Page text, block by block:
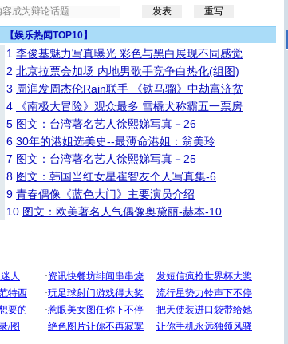
【娱乐热闻TOP10】
1 李俊基魅力写真曝光 彩色与黑白展现不同感觉
2 北京拉票会加场 内地男歌手竞争白热化(组图)
3 周润发周杰伦Rain联手 《铁马骝》中劫富济贫
4
《南极大冒险》观众最多 雪橇犬称霸五一票房
5 图文：台湾著名艺人徐熙娣写真－26
6 30年的港姐选美史--最薄命港姐：翁美玲
7 图文：台湾著名艺人徐熙娣写真－25
8 图文：韩国当红女星崔智友个人写真集-6
9 青春偶像《蓝色大门》主要演员介绍
10 图文：欧美著名人气偶像奥黛丽-赫本-10